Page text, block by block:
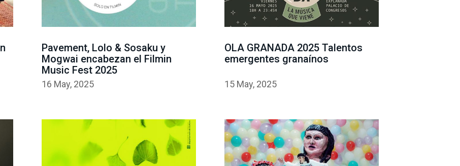
Pavement, Lolo & Sosaku y
Mogwai encabezan el Filmin
Music Fest 2025
16 May, 2025
OLA GRANADA 2025 Talentos
emergentes granaínos
15 May, 2025